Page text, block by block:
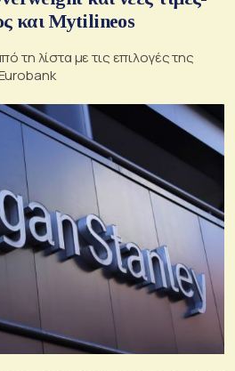
και Mytilineos
τη λίστα με τις επιλογές της